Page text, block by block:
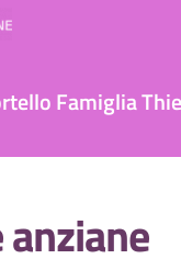
Famiglia